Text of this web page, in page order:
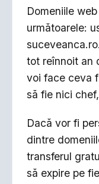
Domeniile
următoarele:
tot reînnoit an
voi face ceva
să fie nici
Dacă vor fi
dintre
transferul
să expire pe